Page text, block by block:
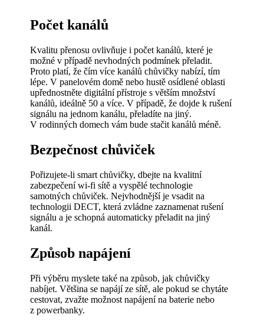
Počet kanálů
Kvalitu přenosu ovlivňuje i počet kanálů, které je
možné v případě nevhodných podmínek přeladit.
Proto platí, že čím více kanálů chůvičky nabízí, tím
lépe. V panelovém domě nebo hustě osídlené oblasti
upřednostněte digitální přístroje s větším množství
kanálů, ideálně 50 a více. V případě, že dojde k rušení
signálu na jednom kanálu, přeladíte na jiný.
V rodinných domech vám bude stačit kanálů méně.
Bezpečnost chůviček
Pořizujete-li smart chůvičky, dbejte na kvalitní
zabezpečení wi-fi sítě a vyspělé technologie
samotných chůviček. Nejvhodnější je vsadit na
technologii DECT, která zvládne zaznamenat rušení
signálu a je schopná automaticky přeladit na jiný
kanál.
Způsob napájení
Při výběru myslete také na způsob, jak chůvičky
nabíjet. Většina se napájí ze sítě, ale pokud se chytáte
cestovat, zvažte možnost napájení na baterie nebo
z powerbanky.